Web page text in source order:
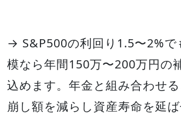
→ S&P500の利回り1.5〜2%で
模なら年間150万〜200万円の
込めます。年金と組み合わせ
崩し額を減らし資産寿命を延ば